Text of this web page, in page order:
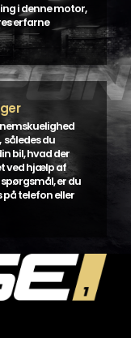
i denne motor,
erfarne
du
bil, hvad der
ved hjælp af
er du
telefon eller